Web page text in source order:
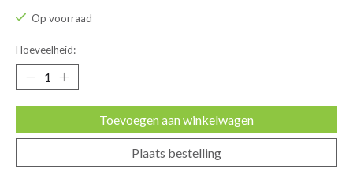
Op voorraad
Hoeveelheid:
Toevoegen aan winkelwagen
Plaats bestelling